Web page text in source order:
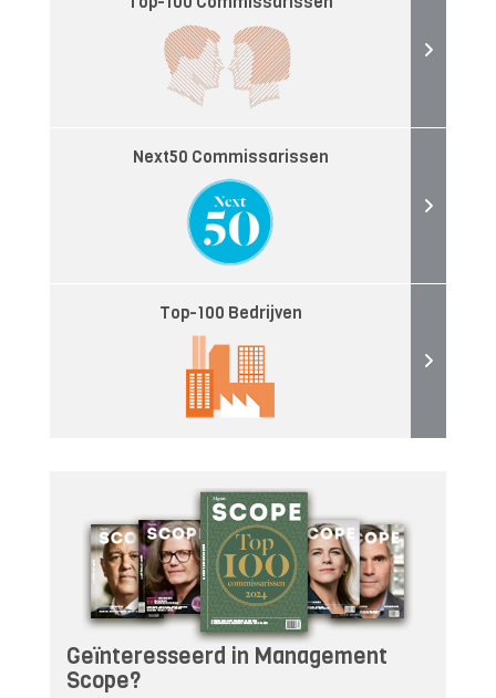
Next50 Commissarissen
Top-100 Bedrijven
Geïnteresseerd in Management
Scope?